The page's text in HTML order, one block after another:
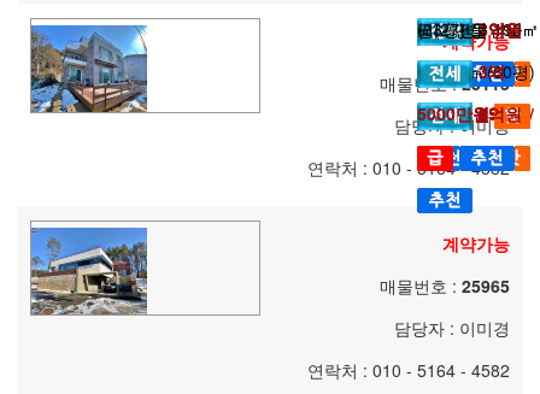
(355평) / 건물
236㎡(71평)
250만 /
보1억원
평) / 건물 110㎡
(33평)
2억
7000만원
계약가능
매물번호 :25115
담당자 :이미경
연락처 : 010 - 5164 - 4582
평) / 건물 195㎡
(59평)
8억원
계약가능
매물번호 : 25965
담당자 : 이미경
연락처 : 010 - 5164 - 4582
(30평)
3억
4000만원
3억
5000만원
1억원
3억원
(33평)
3억
5000만원
평) / 건물
196.91㎡(60평)
4억원
㎡(27평)
3억
5000만원